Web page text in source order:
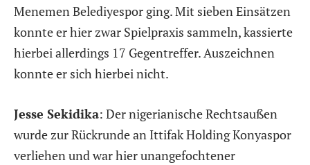
Menemen Belediyespor ging. Mit sieben Einsätzen
konnte er hier zwar Spielpraxis sammeln, kassierte
hierbei allerdings 17 Gegentreffer. Auszeichnen
konnte er sich hierbei nicht.
Jesse Sekidika: Der nigerianische Rechtsaußen
wurde zur Rückrunde an Ittifak Holding Konyaspor
verliehen und war hier unangefochtener